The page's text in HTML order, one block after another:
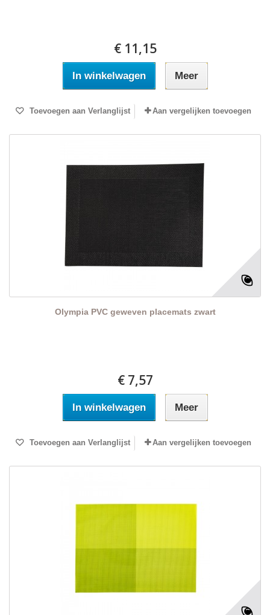
€ 11,15
In winkelwagen Meer
Toevoegen aan Verlanglijst Aan vergelijken toevoegen
Olympia PVC geweven placemats zwart
€ 7,57
In winkelwagen Meer
Toevoegen aan Verlanglijst Aan vergelijken toevoegen